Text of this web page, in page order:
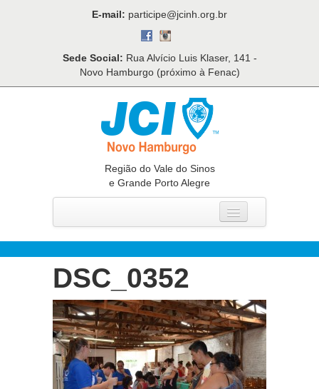
E-mail: participe@jcinh.org.br
Sede Social: Rua Alvício Luis Klaser, 141 -
Novo Hamburgo (próximo à Fenac)
Região do Vale do Sinos
e Grande Porto Alegre
O Que Fazemos
Projetos
História
Contato
DSC_0352